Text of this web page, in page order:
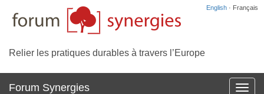
English · Français
Relier les pratiques durables à travers l’Europe
Forum Synergies